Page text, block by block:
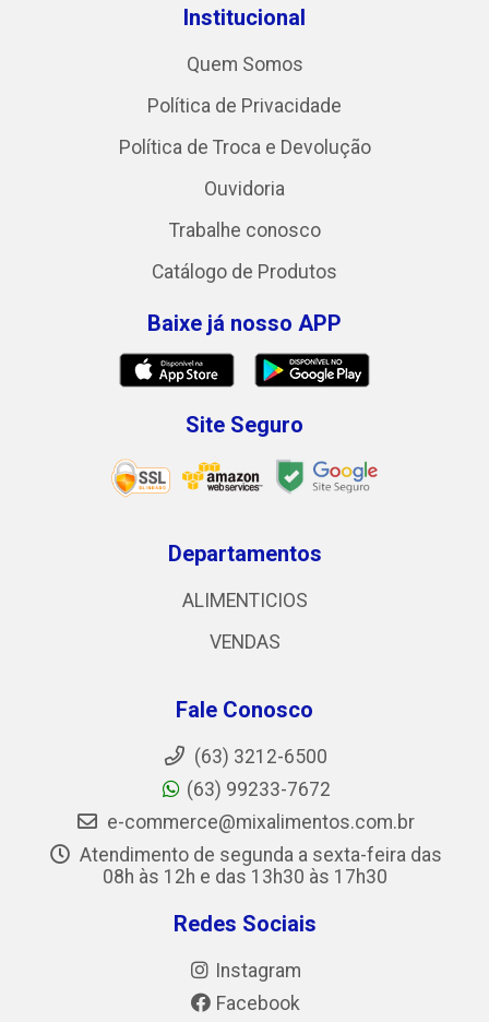
Institucional
Quem Somos
Política de Privacidade
Política de Troca e Devolução
Ouvidoria
Trabalhe conosco
Catálogo de Produtos
Baixe já nosso APP
Site Seguro
Departamentos
ALIMENTICIOS
VENDAS
Fale Conosco
(63) 3212-6500
(63) 99233-7672
e-commerce@mixalimentos.com.br
Atendimento de segunda a sexta-feira das
08h às 12h e das 13h30 às 17h30
Redes Sociais
Instagram
Facebook